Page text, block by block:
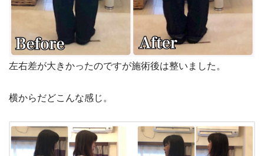
左右差が大きかったのですが施術後は整いました。
横からだどこんな感じ。